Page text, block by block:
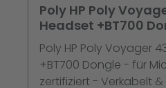
Poly HP Poly
Headset +BT700
Microsoft Teams
Kopfhörer Schwarz
Poly HP Poly Voyager
+BT700 Dongle - für
zertifiziert - Verkabelt